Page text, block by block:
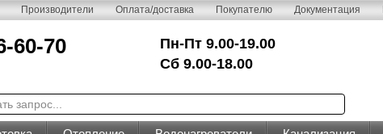
Производители Оплата/доставка Покупателю Документация
60-70
Пн-Пт 9.00-19.00
Сб 9.00-18.00